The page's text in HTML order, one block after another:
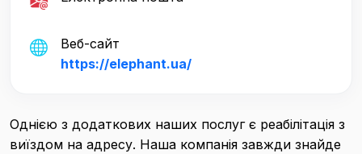
Веб-сайт
https://elephant.ua/
Однією з додаткових наших послуг є реабілітація з
виїздом на адресу. Наша компанія завжди знайде